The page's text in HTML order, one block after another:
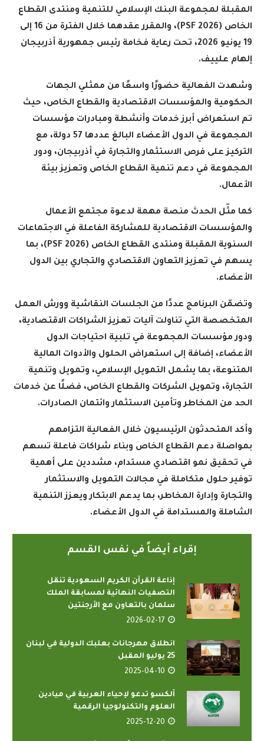
المقبلة لمجموعة البنك الإسلامي للتنمية ومنتدى القطاع
الخاص (PSF 2026)
، والمقرر عقدهما خلال الفترة من 16 إلى
19 يونيو 2026، تحت رعاية فخامة رئيس جمهورية أذربيجان
إلهام علييف.
وشهدت الفعالية حضورًا واسعًا من ممثلي الجهات
الحكومية والمؤسسات الاقتصادية والقطاع الخاص، حيث
تم استعراض أبرز خدمات وأنشطة ومبادرات مؤسسات
المجموعة في الدول الأعضاء البالغ عددها 57 دولة، مع
التركيز على فرص الاستثمار والتجارة في أذربيجان، ودور
المجموعة في دعم تنمية القطاع الخاص وتعزيز بيئة
الأعمال.
كما مثّل الحدث منصة مهمة لدعوة مجتمع الأعمال
والمؤسسات الاقتصادية للمشاركة الفاعلة في الاجتماعات
السنوية المقبلة ومنتدى القطاع الخاص (PSF 2026)
، بما
يسهم في تعزيز التعاون الاقتصادي والتجاري بين الدول
الأعضاء.
وتضمّن البرنامج عددًا من الجلسات النقاشية وورش العمل
المتخصصة التي تناولت آليات تعزيز الشراكات الاقتصادية،
ودور مؤسسات المجموعة في تلبية احتياجات الدول
الأعضاء، إضافة إلى استعراض الحلول والأدوات المالية
المتنوعة، بما يشمل التمويل الإسلامي، وتمويل وتنمية
التجارة، وتمويل الشركات والقطاع الخاص، فضلًا عن خدمات
الحد من المخاطر وتأمين الاستثمار وائتمان الصادرات.
وأكد المتحدثون الرئيسيون خلال الفعالية التزامهم
بمواصلة دعم القطاع الخاص وبناء شراكات فاعلة تسهم
في تحقيق نمو اقتصادي مستدام، مشددين على أهمية
توفير حلول متكاملة في مجالات التمويل والاستثمار
والتجارة وإدارة المخاطر، بما يدعم الابتكار ويعزز التنمية
الشاملة والمستدامة في الدول الأعضاء.
إقراء أيضاً في نفس القسم
إذاعة القرآن الكريم السعودية تنقل
التصفيات النهائية لمسابقة الملك
سلمان بالتعاون مع الأرجنتين
2026-02-17
انطلاق مهرجانات بعلبك الدولية في لبنان
25 يوليو المقبل
2025-04-10
ألكسو تدعو لإحياء العربية في ميادين
العلوم والتكنولوجيا الرقمية
2025-12-20